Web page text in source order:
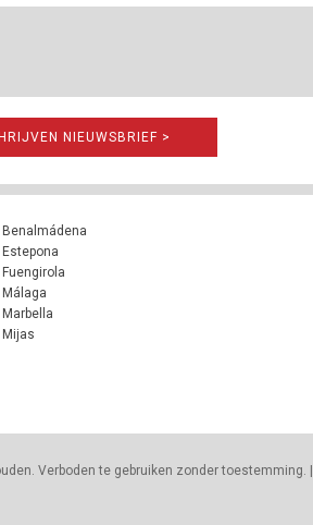
NIEUWSBRIEF >
Benalmádena
Estepona
Fuengirola
Málaga
Marbella
Mijas
Verboden te gebruiken zonder toestemming. |